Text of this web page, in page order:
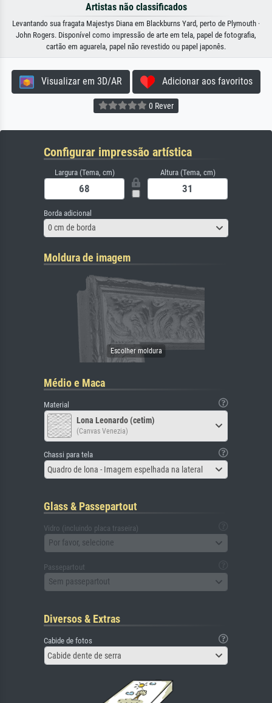
Artistas não classificados
Levantando sua fragata Majestys Diana em Blackburns Yard, perto de Plymouth ·
John Rogers. Disponível como impressão de arte em tela, papel de fotografia,
cartão em aguarela, papel não revestido ou papel japonês.
Visualizar em 3D/AR Adicionar aos favoritos
0 Rever
Configurar impressão artística
Largura (Tema, cm) Altura (Tema, cm)
Borda adicional
0 cm de borda
Moldura de imagem
Médio e Maca
Material
Lona Leonardo (cetim)
(Canvas Venezia)
Chassi para tela
Quadro de lona - Imagem espelhada na lateral
Glass & Passepartout
Vidro (incluindo placa traseira)
Por favor, selecione
Passepartout
Sem passepartout
Diversos & Extras
Cabide de fotos
Cabide dente de serra